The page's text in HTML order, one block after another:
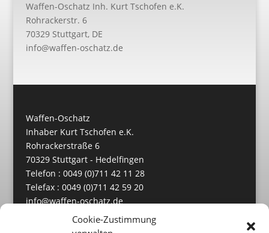
Cookie-Zustimmung
Waffen-Oschatz Inh. Kurt Tschofen e.K.
Rohrackerstr. 6
70329 Stuttgart, DE
info@waffen-oschatz.de
Waffen-Oschatz
Inhaber Kurt Tschofen e.K.
Rohrackerstraße 6
70329 Stuttgart - Hedelfingen
Telefon : 0049 (0)711 42 11 28
Telefax : 0049 (0)711 42 59 20
info@waffen-oschatz.de
https://www.waffen-oschatz.de